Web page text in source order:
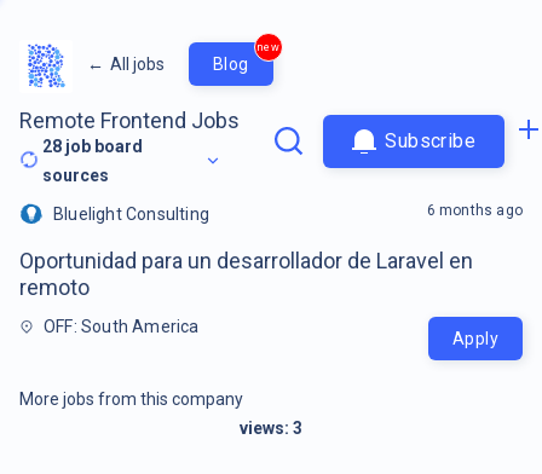
← All jobs Blog
new
Remote Frontend Jobs
28 job board
sources
Subscribe
Bluelight Consulting
Oportunidad para un desarrollador de Laravel en
remoto
OFF: South America
6 months ago
Apply
More jobs from this company
views: 3